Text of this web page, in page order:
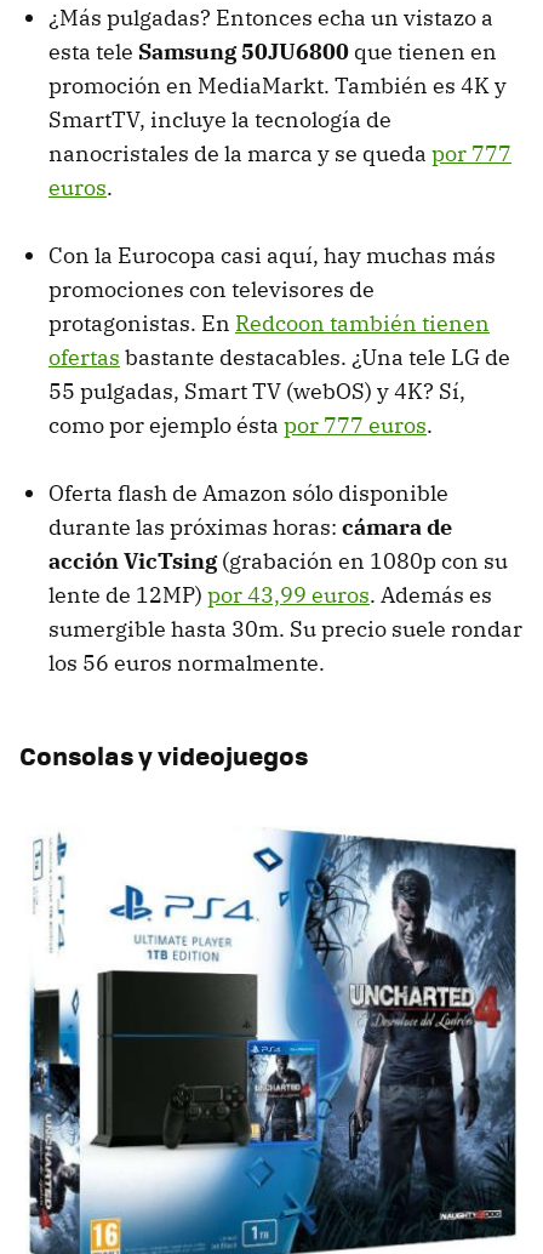
¿Más pulgadas? Entonces echa un vistazo a
esta tele Samsung 50JU6800 que tienen en
promoción en MediaMarkt. También es 4K y
SmartTV, incluye la tecnología de
nanocristales de la marca y se queda por 777
euros.
Con la Eurocopa casi aquí, hay muchas más
promociones con televisores de
protagonistas. En Redcoon también tienen
ofertas bastante destacables. ¿Una tele LG de
55 pulgadas, Smart TV (webOS) y 4K? Sí,
como por ejemplo ésta por 777 euros.
Oferta flash de Amazon sólo disponible
durante las próximas horas: cámara de
acción VicTsing(grabación en 1080p con su
lente de 12MP) por 43,99 euros. Además es
sumergible hasta 30m. Su precio suele rondar
los 56 euros normalmente.
Consolas y videojuegos